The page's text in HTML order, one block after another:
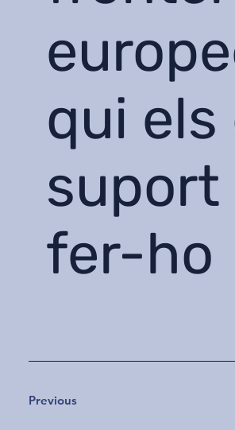
qui els
suport
fer-ho
Previous